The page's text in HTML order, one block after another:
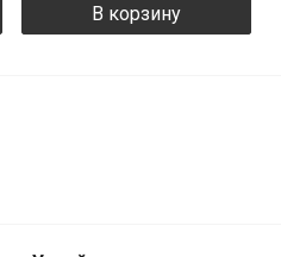
В корзину